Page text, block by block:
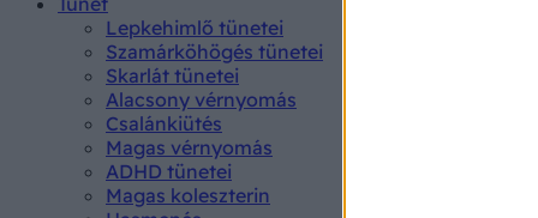
Lepkehimlő tünetei
Szamárköhögés tünetei
Skarlát tünetei
Alacsony vérnyomás
Csalánkiütés
Magas vérnyomás
ADHD tünetei
Magas koleszterin